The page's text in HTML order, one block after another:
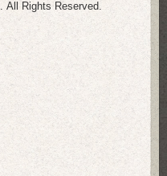
. All Rights Reserved.